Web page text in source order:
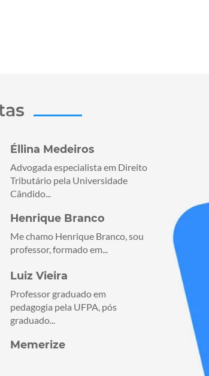
Éllina Medeiros
Advogada especialista em Direito
Tributário pela Universidade
Cândido...
Henrique Branco
Me chamo Henrique Branco, sou
professor, formado em...
Luiz Vieira
Professor graduado em
pedagogia pela UFPA, pós
graduado...
Memerize